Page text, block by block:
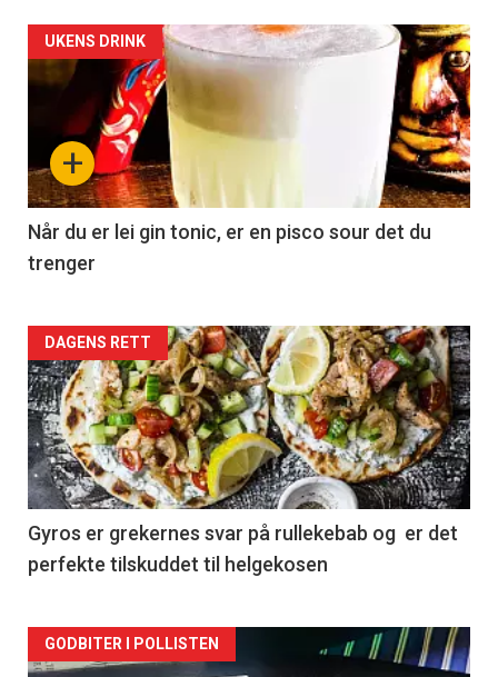
+
UKENS DRINK
Når du er lei gin tonic, er en pisco sour det du
trenger
Forsiden
akkurat
nå
-
2
DAGENS RETT
Gyros er grekernes svar på rullekebab og er det
perfekte tilskuddet til helgekosen
Forsiden
GODBITER I POLLISTEN